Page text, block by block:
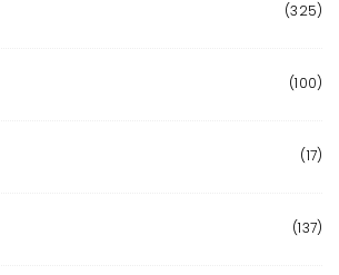
(325)
(100)
(17)
(137)